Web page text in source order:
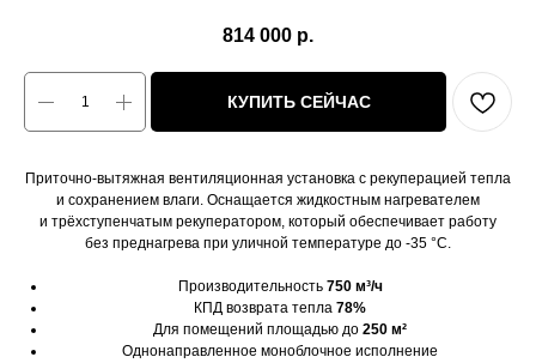
814 000 р.
КУПИТЬ СЕЙЧАС
Приточно-вытяжная вентиляционная установка с рекуперацией тепла
и сохранением влаги. Оснащается жидкостным нагревателем
и трёхступенчатым рекуператором, который обеспечивает работу
без преднагрева при уличной температуре до -35 °C.
Производительность 750 м³/ч
КПД возврата тепла 78%
Для помещений площадью до 250 м²
Однонаправленное моноблочное исполнение